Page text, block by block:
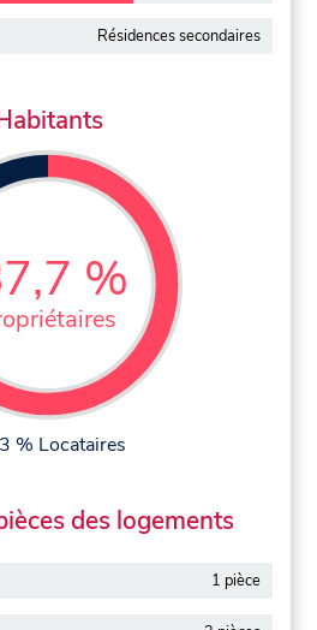
Résidences secondaires
%
% Locataires
des logements
1 pièce